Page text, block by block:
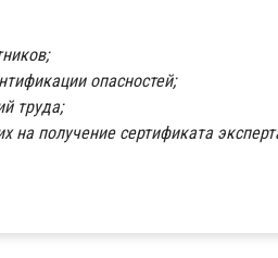
опасностей;
труда;
на получение сертификата